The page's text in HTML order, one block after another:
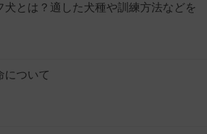
犬とは？適した犬種や訓練方法などを
について